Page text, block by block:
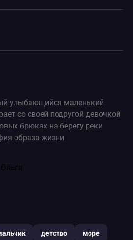
улыбающийся маленький
со своей подругой девочкой
брюках на берегу реки
образа жизни
детство море